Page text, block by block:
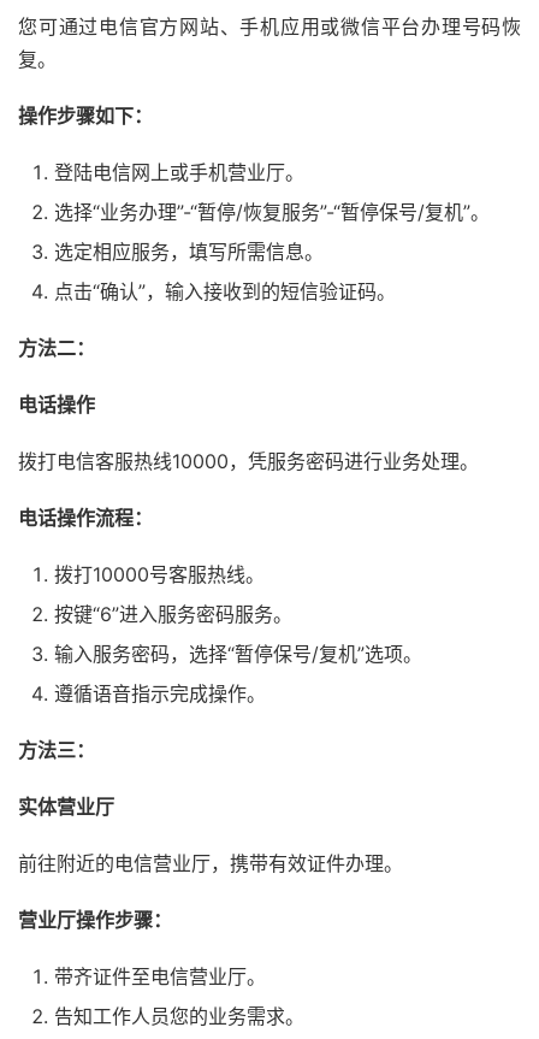
您可通过电信官方网站、手机应用或微信平台办理号码恢
复。
操作步骤如下：
登陆电信网上或手机营业厅。
选择“业务办理”-“暂停/恢复服务”-“暂停保号/复机”。
选定相应服务，填写所需信息。
点击“确认”，输入接收到的短信验证码。
方法二：
电话操作
拨打电信客服热线10000，凭服务密码进行业务处理。
电话操作流程：
拨打10000号客服热线。
按键“6”进入服务密码服务。
输入服务密码，选择“暂停保号/复机”选项。
遵循语音指示完成操作。
方法三：
实体营业厅
前往附近的电信营业厅，携带有效证件办理。
营业厅操作步骤：
带齐证件至电信营业厅。
告知工作人员您的业务需求。